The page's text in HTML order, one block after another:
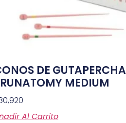
DE GUTAPERCHA
MEDIUM
Al Carrito